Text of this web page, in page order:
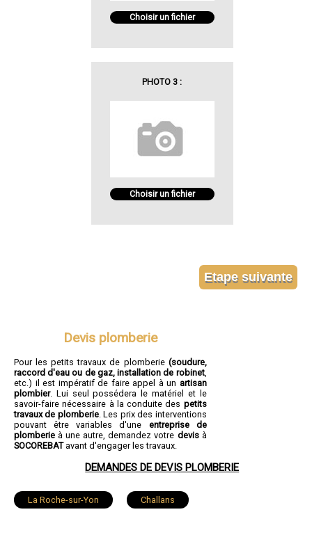
Choisir un fichier
PHOTO 3 :
Choisir un fichier
Devis plomberie
Pour les petits travaux de plomberie (soudure,
raccord d'eau ou de gaz, installation de robinet,
etc.) il est impératif de faire appel à un artisan
plombier. Lui seul possédera le matériel et le
savoir-faire nécessaire à la conduite des petits
travaux de plomberie. Les prix des interventions
pouvant être variables d'une entreprise de
plomberie à une autre, demandez votre devisà
SOCOREBATavant d'engager les travaux.
DEMANDES DE DEVIS PLOMBERIE
La Roche-sur-Yon Challans